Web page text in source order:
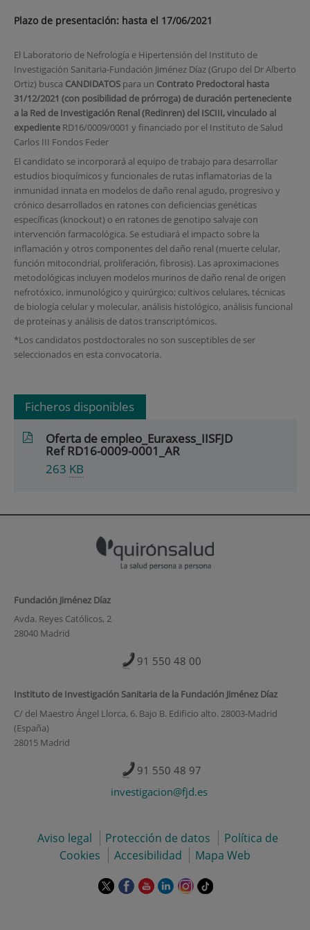
Plazo de presentación: hasta el 17/06/2021
El Laboratorio de Nefrología e Hipertensión del Instituto de
Investigación Sanitaria-Fundación Jiménez Díaz (Grupo del Dr Alberto
Ortiz) busca CANDIDATOSpara un Contrato Predoctoral hasta
31/12/2021 (con posibilidad de prórroga) de duración perteneciente
a la Red de Investigación Renal (Redinren) del ISCIII, vinculado al
expediente RD16/0009/0001 y financiado por el Instituto de Salud
Carlos III Fondos Feder
El candidato se incorporará al equipo de trabajo para desarrollar
estudios bioquímicos y funcionales de rutas inflamatorias de la
inmunidad innata en modelos de daño renal agudo, progresivo y
crónico desarrollados en ratones con deficiencias genéticas
específicas (knockout) o en ratones de genotipo salvaje con
intervención farmacológica. Se estudiará el impacto sobre la
inflamación y otros componentes del daño renal (muerte celular,
función mitocondrial, proliferación, fibrosis). Las aproximaciones
metodológicas incluyen modelos murinos de daño renal de origen
nefrotóxico, inmunológico y quirúrgico; cultivos celulares, técnicas
de biología celular y molecular, análisis histológico, análisis funcional
de proteínas y análisis de datos transcriptómicos.
*Los candidatos postdoctorales no son susceptibles de ser
seleccionados en esta convocatoria.
Ficheros disponibles
Oferta de empleo_Euraxess_IISFJD
Ref RD16-0009-0001_AR
263 KB
Fundación Jiménez Díaz
Avda. Reyes Católicos, 2
28040 Madrid
91 550 48 00
Instituto de Investigación Sanitaria de la Fundación Jiménez Díaz
C/ del Maestro Ángel Llorca, 6. Bajo B. Edificio alto. 28003-Madrid
(España)
28015 Madrid
91 550 48 97
investigacion@fjd.es
Aviso legal Protección de datos
Política de
Cookies
Accesibilidad Mapa Web
EsteEsteEsteEsteEsteEnlace